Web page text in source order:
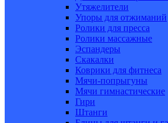
Утяжелители
Упоры для отжиманий
Ролики для пресса
Ролики массажные
Эспандеры
Скакалки
Коврики для фитнеса
Мячи-попрыгуны
Мячи гимнастические
Гири
Штанги